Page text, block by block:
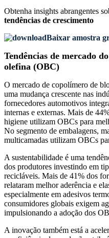
Obtenha insights abrangentes
tendências de crescimento
Baixar amostra
Tendências de mercado
olefina (OBC)
O mercado de copolímero de
uma mudança crescente nas
fornecedores automotivos
internas e externas. Mais de
higiene utilizam OBCs para
No segmento de embalagens,
multicamadas utilizam OBCs
A sustentabilidade é uma
dos produtores investindo em
recicláveis. Mais de 41% dos
relataram melhor aderência e
especialmente em adesivos
consumidores globais exigem
impulsionando a adoção dos
A inovação também está a